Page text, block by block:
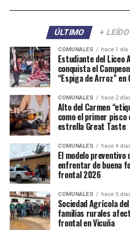
ÚLTIMO + LEÍDO
COMUNALES hace 1 día
Estudiante del Liceo
conquista el
“Espiga de Arroz” en
COMUNALES hace 2
Alto del Carmen
como el primer pisco
estrella Great Taste
COMUNALES hace 4
El modelo preventivo
enfrentar de buena
frontal 2026
COMUNALES hace 5
Sociedad Agrícola
familias rurales
frontal en Vicuña